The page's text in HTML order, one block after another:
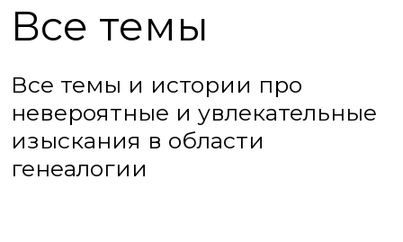
Все темы
Все темы и истории про
невероятные и увлекательные
изыскания в области
генеалогии